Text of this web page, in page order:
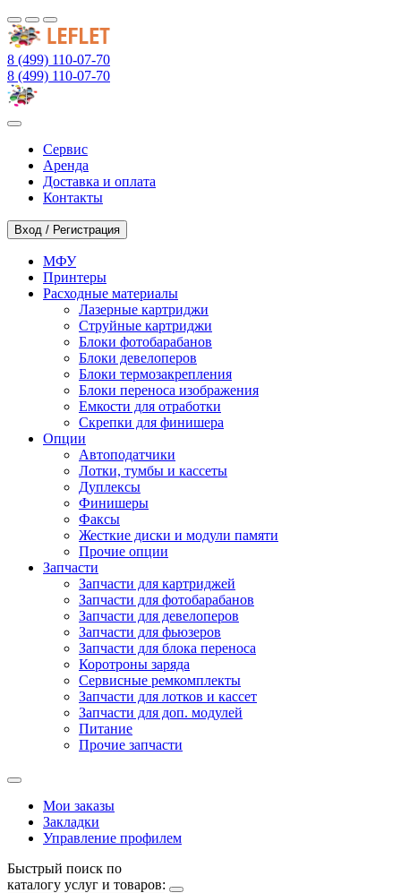
8 (499) 110-07-70
8 (499) 110-07-70
Сервис
Аренда
Доставка и оплата
Контакты
Вход / Регистрация
МФУ
Принтеры
Расходные материалы
Лазерные картриджи
Струйные картриджи
Блоки фотобарабанов
Блоки девелоперов
Блоки термозакрепления
Блоки переноса изображения
Емкости для отработки
Скрепки для финишера
Опции
Автоподатчики
Лотки, тумбы и кассеты
Дуплексы
Финишеры
Факсы
Жесткие диски и модули памяти
Прочие опции
Запчасти
Запчасти для картриджей
Запчасти для фотобарабанов
Запчасти для девелоперов
Запчасти для фьюзеров
Запчасти для блока переноса
Коротроны заряда
Сервисные ремкомплекты
Запчасти для лотков и кассет
Запчасти для доп. модулей
Питание
Прочие запчасти
Мои заказы
Закладки
Управление профилем
Быстрый поиск по
каталогу услуг и товаров: